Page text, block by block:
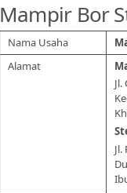
Mampir Bor
Nama Usaha
Alamat